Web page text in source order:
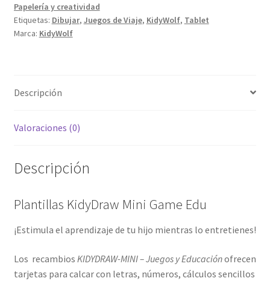
Papelería y creatividad
Etiquetas: Dibujar, Juegos de Viaje, KidyWolf, Tablet
Marca: KidyWolf
Descripción
Valoraciones (0)
Descripción
Plantillas KidyDraw Mini Game Edu
¡Estimula el aprendizaje de tu hijo mientras lo entretienes!
Los recambios KIDYDRAW-MINI – Juegos y Educaciónofrecen
tarjetas para calcar con letras, números, cálculos sencillos